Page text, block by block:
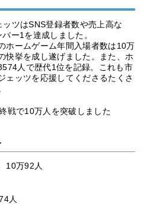
ツはSNS登録者数や売上高な
ー1を達成しました。
ホームゲーム年間入場者数は10万
快挙を成し遂げました。また、ホ
人で歴代1位を記録。これも市
ェッツを応援してくださるたくさ
戦で10万人を突破しました
10万92人
人